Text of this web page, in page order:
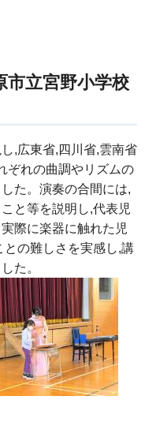
立宮野小学校
,広東省,四川省,雲南省
ぞれの曲調やリズムの
た。演奏の合間には,
と等を説明し,代表児
際に楽器に触れた児
の難しさを実感し,講
た。